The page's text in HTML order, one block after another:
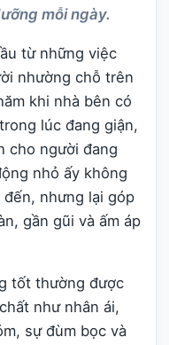
mỗi ngày.
từ những việc
nhường chỗ trên
khi nhà bên có
lúc đang giận,
cho người đang
nhỏ ấy không
nhưng lại góp
gần gũi và ấm áp
tốt thường được
như nhân ái,
sự đùm bọc và